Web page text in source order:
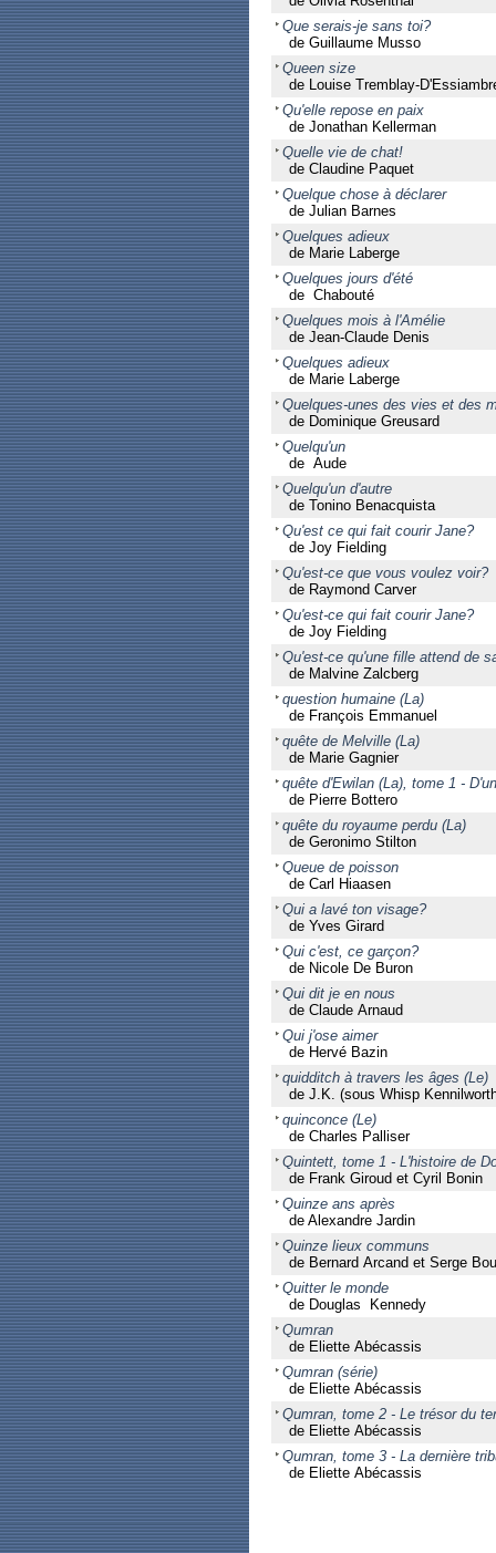
Que serais-je sans toi?
de Guillaume Musso
Queen size
de Louise Tremblay-
Qu'elle repose en paix
de Jonathan Kellerman
Quelle vie de chat!
de Claudine Paquet
Quelque chose à déclarer
de Julian Barnes
Quelques adieux
de Marie Laberge
Quelques jours d'été
de Chabouté
Quelques mois à l'Amélie
de Jean-Claude Denis
Quelques adieux
de Marie Laberge
Quelques-unes des vies et des
de Dominique Greusard
Quelqu'un
de Aude
Quelqu'un d'autre
de Tonino Benacquista
Qu'est ce qui fait courir Jane?
de Joy Fielding
Qu'est-ce que vous voulez voir?
de Raymond Carver
Qu'est-ce qui fait courir Jane?
de Joy Fielding
Qu'est-ce qu'une fille attend de
de Malvine Zalcberg
question humaine (La)
de François Emmanuel
quête de Melville (La)
de Marie Gagnier
quête d'Ewilan (La), tome 1 -
de Pierre Bottero
quête du royaume perdu (La)
de Geronimo Stilton
Queue de poisson
de Carl Hiaasen
Qui a lavé ton visage?
de Yves Girard
Qui c'est, ce garçon?
de Nicole De Buron
Qui dit je en nous
de Claude Arnaud
Qui j'ose aimer
de Hervé Bazin
quidditch à travers les âges (Le)
de J.K. (sous Whisp
quinconce (Le)
de Charles Palliser
Quintett, tome 1 - L'histoire de
de Frank Giroud et Cyril Bonin
Quinze ans après
de Alexandre Jardin
Quinze lieux communs
de Bernard Arcand et Serge
Quitter le monde
de Douglas Kennedy
Qumran
de Eliette Abécassis
Qumran (série)
de Eliette Abécassis
Qumran, tome 2 - Le trésor du
de Eliette Abécassis
Qumran, tome 3 - La dernière
de Eliette Abécassis